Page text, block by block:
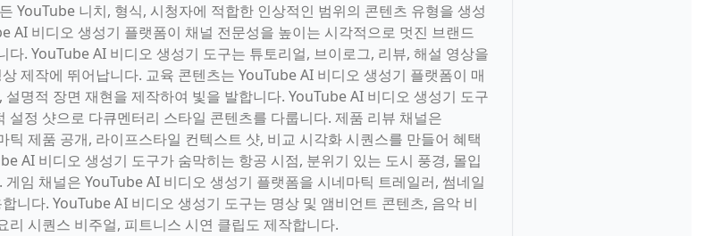
YouTube 니치, 형식, 시청자에 적합한 인상적인 범위의 콘텐츠 유형을 생성
AI 비디오 생성기 플랫폼이 채널 전문성을 높이는 시각적으로 멋진 브랜드
. YouTube AI 비디오 생성기 도구는 튜토리얼, 브이로그, 리뷰, 해설 영상을
제작에 뛰어납니다. 교육 콘텐츠는 YouTube AI 비디오 생성기 플랫폼이 매
명적 장면 재현을 제작하여 빛을 발합니다. YouTube AI 비디오 생성기 도구
설정 샷으로 다큐멘터리 스타일 콘텐츠를 다룹니다. 제품 리뷰 채널은
제품 공개, 라이프스타일 컨텍스트 샷, 비교 시각화 시퀀스를 만들어 혜택
AI 비디오 생성기 도구가 숨막히는 항공 시점, 분위기 있는 도시 풍경, 몰입
임 채널은 YouTube AI 비디오 생성기 플랫폼을 시네마틱 트레일러, 썸네일
니다. YouTube AI 비디오 생성기 도구는 명상 및 앰비언트 콘텐츠, 음악 비
시퀀스 비주얼, 피트니스 시연 클립도 제작합니다.